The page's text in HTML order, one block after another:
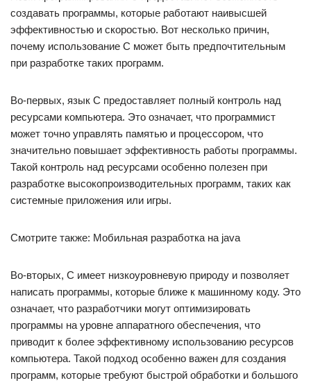
создавать программы, которые работают наивысшей
эффективностью и скоростью. Вот несколько причин,
почему использование C может быть предпочтительным
при разработке таких программ.
Во-первых, язык C предоставляет полный контроль над
ресурсами компьютера. Это означает, что программист
может точно управлять памятью и процессором, что
значительно повышает эффективность работы программы.
Такой контроль над ресурсами особенно полезен при
разработке высокопроизводительных программ, таких как
системные приложения или игры.
Смотрите также: Мобильная разработка на java
Во-вторых, C имеет низкоуровневую природу и позволяет
написать программы, которые ближе к машинному коду. Это
означает, что разработчики могут оптимизировать
программы на уровне аппаратного обеспечения, что
приводит к более эффективному использованию ресурсов
компьютера. Такой подход особенно важен для создания
программ, которые требуют быстрой обработки и большого